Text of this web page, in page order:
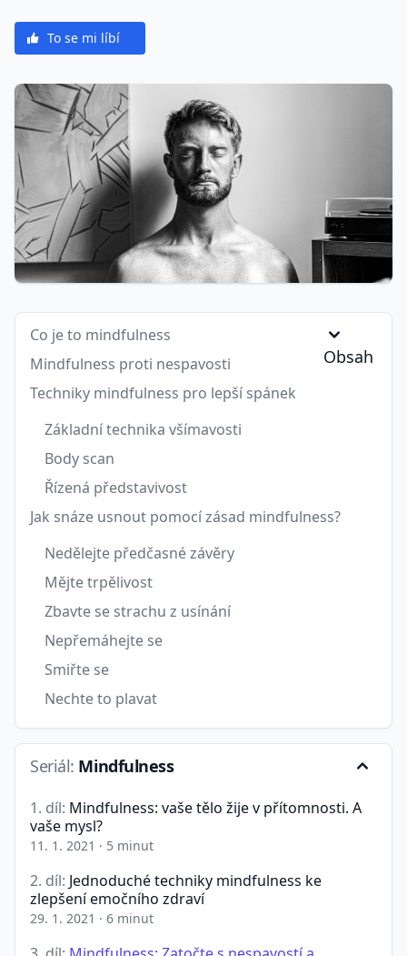
To se mi líbí
Obsah
Co je to mindfulness
Mindfulness proti nespavosti
Techniky mindfulness pro lepší spánek
Základní technika všímavosti
Body scan
Řízená představivost
Jak snáze usnout pomocí zásad mindfulness?
Nedělejte předčasné závěry
Mějte trpělivost
Zbavte se strachu z usínání
Nepřemáhejte se
Smiřte se
Nechte to plavat
Seriál: Mindfulness
1. díl: Mindfulness: vaše tělo žije v přítomnosti. A
vaše mysl?
11. 1. 2021 · 5 minut
2. díl: Jednoduché techniky mindfulness ke
zlepšení emočního zdraví
29. 1. 2021 · 6 minut